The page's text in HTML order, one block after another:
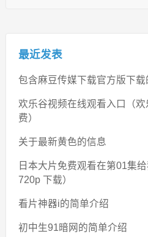
最近发表
包含麻豆传媒下载官方版下载
欢乐谷视频在线观看入口（
费）
关于最新黄色的信息
日本大片免费观看在第01集
720p 下载）
看片神器i的简单介绍
初中生91暗网的简单介绍